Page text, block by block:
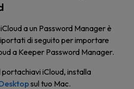
a un Password Manager è
di seguito per importare
a Keeper Password Manager.
iCloud, installa
sul tuo Mac.